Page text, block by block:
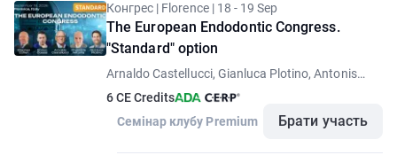
Конгрес | Florence | 18 - 19 Sep
The European Endodontic Congress.
"Standard" option
Arnaldo Castellucci, Gianluca Plotino, Antonis
6 CE Credits
Семінар клубу Premium
Брати участь